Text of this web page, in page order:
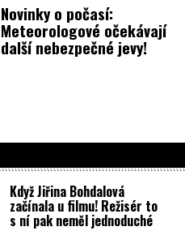
Novinky o počasí:
Meteorologové očekávají
další nebezpečné jevy!
Když Jiřina Bohdalová
začínala u filmu! Režisér to
s ní pak neměl jednoduché